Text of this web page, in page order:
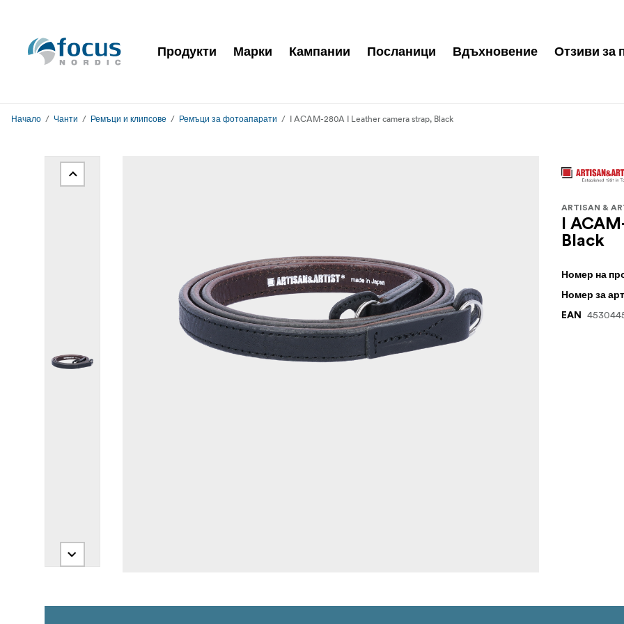
Продукти Марки Кампании Посланици Вдъхновение Отзиви за
Начало Чанти Ремъци и клипсове Ремъци за фотоапарати I ACAM-280A I Leather camera strap, Black
ARTISAN &
I
Black
Номер на
Номер за
EAN